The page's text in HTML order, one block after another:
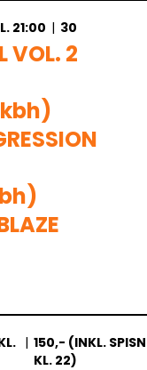
21:00 | 30
VOL. 2
| 150,- (INKL.
KL. 22)